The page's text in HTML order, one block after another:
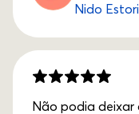
Nido
Não podia deixar